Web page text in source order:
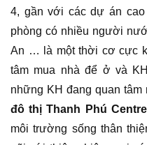
4, gần với các dự án
phòng có nhiều người
An … là một thời cơ cực
tâm mua nhà để ở và
những KH đang quan tâm
đô thị Thanh Phú
môi trường sống thân